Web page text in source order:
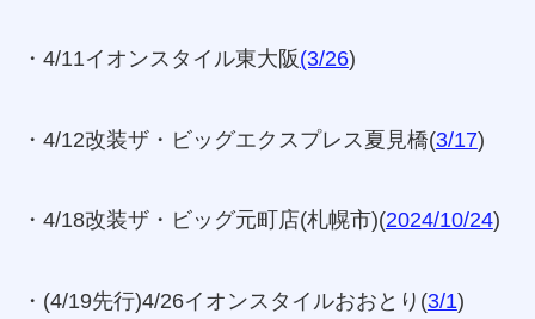
・4/11イオンスタイル東大阪(3/26)
・4/12改装ザ・ビッグエクスプレス夏見橋(3/17)
・4/18改装ザ・ビッグ元町店(札幌市)(2024/10/24)
・(4/19先行)4/26イオンスタイルおおとり(3/1)